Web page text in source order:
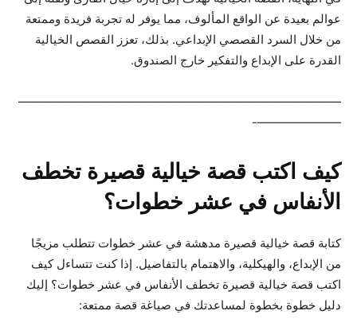
عوالم بعيدة عن الواقع المألوف، مما يوفر له تجربة فريدة وممتعة
من خلال السرد القصصي الإبداعي. بذلك، تعزز القصص الخيالية
القدرة على الإبداع والتفكير خارج الصندوق.
———————————————————————————
———————-
كيف اكتب قصة خيالية قصيرة تخطف
الأنفاس في عشر خطوات؟
كتابة قصة خيالية قصيرة مدهشة في عشر خطوات تتطلب مزيجًا
من الإبداع، والهيكلية، والاهتمام بالتفاصيل. إذا كنت تتساءل كيف
اكتب قصة خيالية قصيرة تخطف الأنفاس في عشر خطوات؟ إليك
دليل خطوة بخطوة لمساعدتك في صياغة قصة ممتعة: